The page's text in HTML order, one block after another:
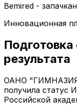
Bemired -
Инновационная
Подготовка
результата
ОАНО
получила статус
Российской